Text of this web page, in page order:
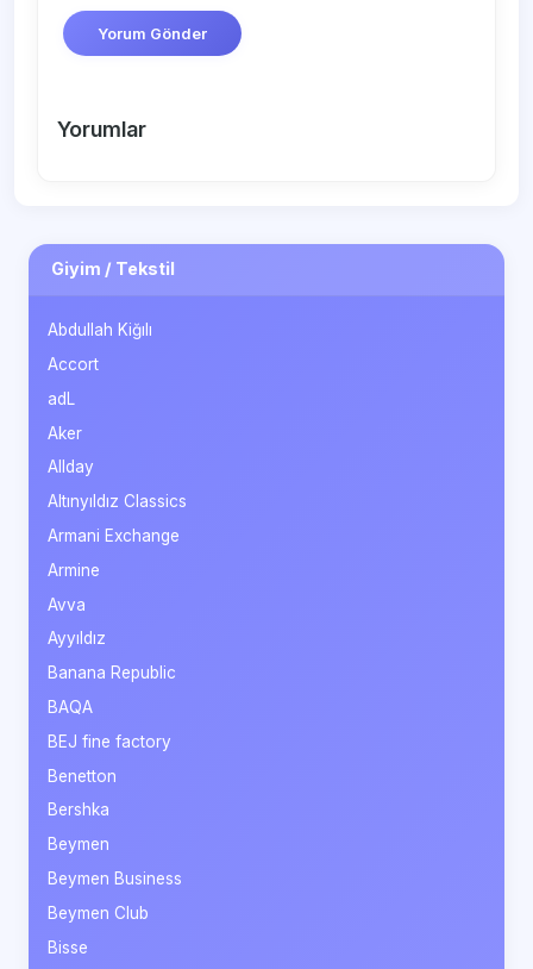
Yorum Gönder
Yorumlar
Giyim / Tekstil
Abdullah Kiğılı
Accort
adL
Aker
Allday
Altınyıldız Classics
Armani Exchange
Armine
Avva
Ayyıldız
Banana Republic
BAQA
BEJ fine factory
Benetton
Bershka
Beymen
Beymen Business
Beymen Club
Bisse